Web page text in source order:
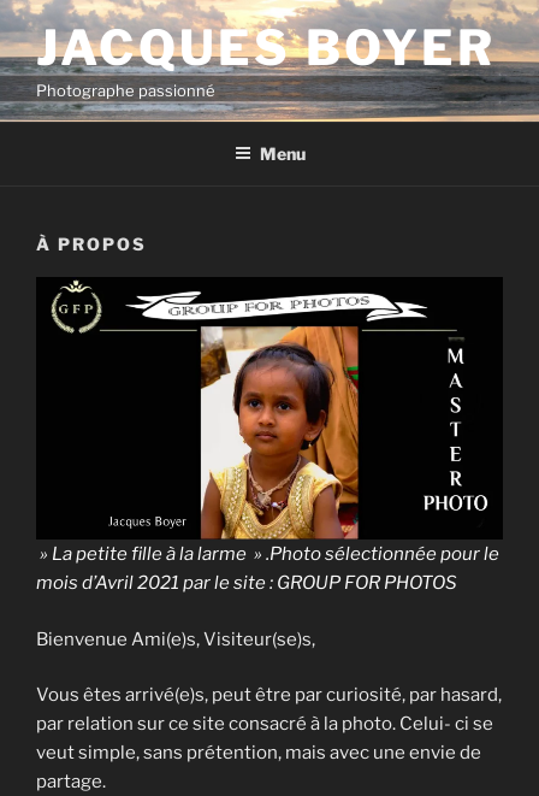
Aller
au
contenu
principal
JACQUES BOYER
Photographe passionné
Menu
À PROPOS
» La petite fille à la larme » .Photo sélectionnée pour le
mois d’Avril 2021 par le site : GROUP FOR PHOTOS
Bienvenue Ami(e)s, Visiteur(se)s,
Vous êtes arrivé(e)s, peut être par curiosité, par hasard,
par relation sur ce site consacré à la photo. Celui- ci se
veut simple, sans prétention, mais avec une envie de
partage.